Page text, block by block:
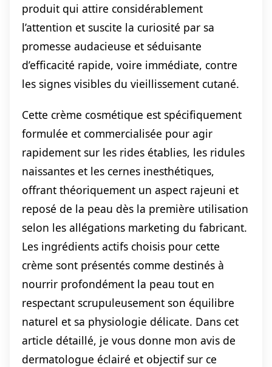
produit qui attire considérablement
l’attention et suscite la curiosité par sa
promesse audacieuse et séduisante
d’efficacité rapide, voire immédiate, contre
les signes visibles du vieillissement cutané.
Cette crème cosmétique est spécifiquement
formulée et commercialisée pour agir
rapidement sur les rides établies, les ridules
naissantes et les cernes inesthétiques,
offrant théoriquement un aspect rajeuni et
reposé de la peau dès la première utilisation
selon les allégations marketing du fabricant.
Les ingrédients actifs choisis pour cette
crème sont présentés comme destinés à
nourrir profondément la peau tout en
respectant scrupuleusement son équilibre
naturel et sa physiologie délicate. Dans cet
article détaillé, je vous donne mon avis de
dermatologue éclairé et objectif sur ce